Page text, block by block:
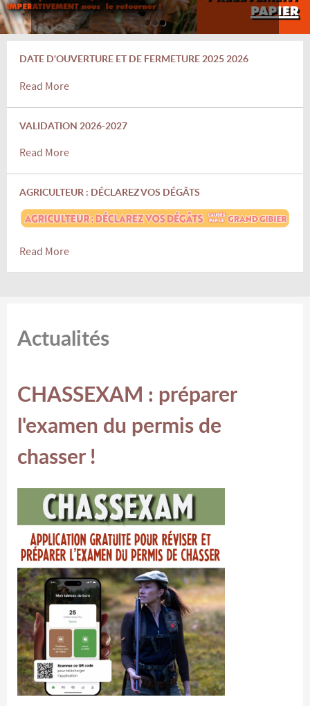
DATE D'OUVERTURE ET DE FERMETURE 2025 2026
Read More
VALIDATION 2026-2027
Read More
AGRICULTEUR : DÉCLAREZ VOS DÉGÂTS
Read More
Actualités
CHASSEXAM : préparer
l'examen du permis de
chasser !